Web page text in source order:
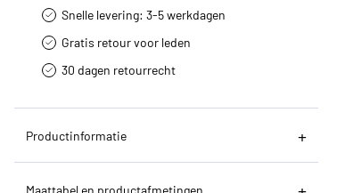
Snelle levering: 3-5 werkdagen
Gratis retour voor leden
30 dagen retourrecht­
Productinformatie
Maattabel en productafmetingen